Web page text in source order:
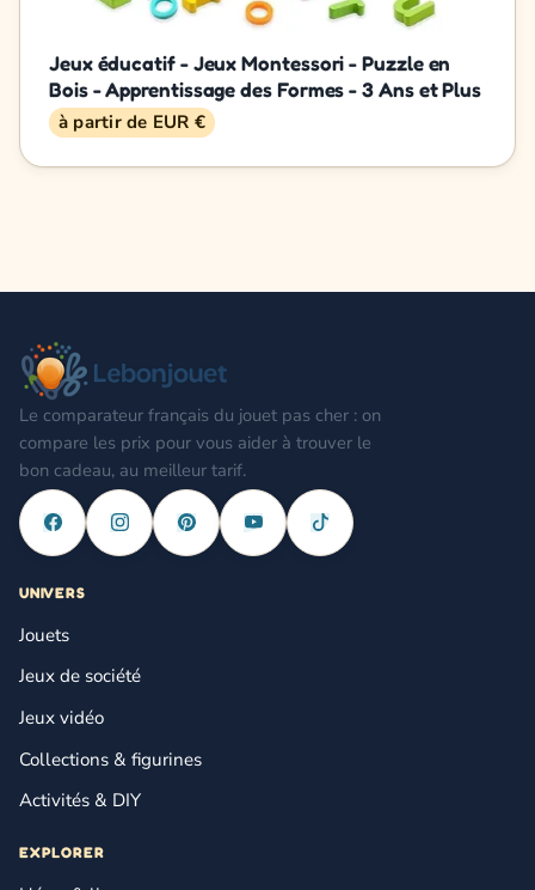
Jeux éducatif - Jeux Montessori - Puzzle en
Bois - Apprentissage des Formes - 3 Ans et Plus
à partir de EUR €
Le comparateur français du jouet pas cher : on
compare les prix pour vous aider à trouver le
bon cadeau, au meilleur tarif.
UNIVERS
Jouets
Jeux de société
Jeux vidéo
Collections & figurines
Activités & DIY
EXPLORER